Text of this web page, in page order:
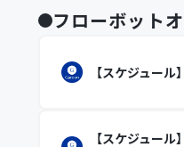
フローボット
【スケジュー
【スケジュー